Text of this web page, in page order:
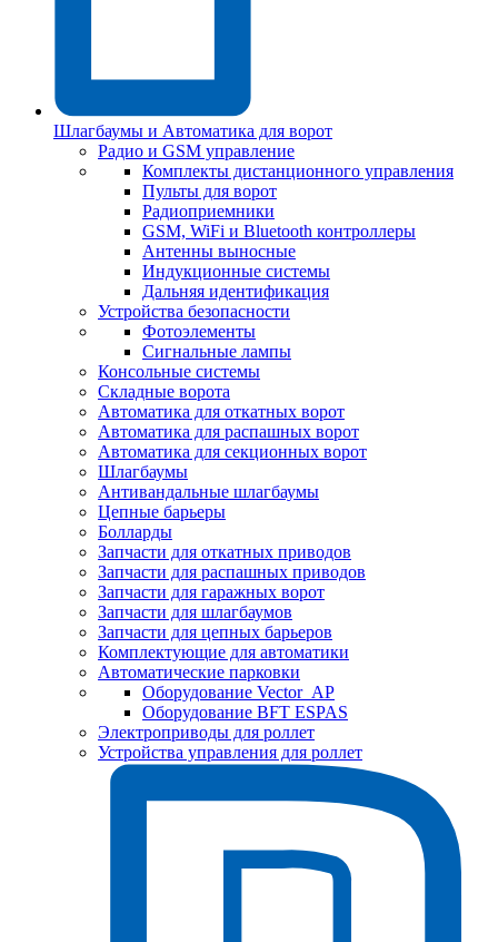
Шлагбаумы и Автоматика для ворот
Радио и GSM управление
Комплекты дистанционного управления
Пульты для ворот
Радиоприемники
GSM, WiFi и Bluetooth контроллеры
Антенны выносные
Индукционные системы
Дальняя идентификация
Устройства безопасности
Фотоэлементы
Сигнальные лампы
Консольные системы
Складные ворота
Автоматика для откатных ворот
Автоматика для распашных ворот
Автоматика для секционных ворот
Шлагбаумы
Антивандальные шлагбаумы
Цепные барьеры
Болларды
Запчасти для откатных приводов
Запчасти для распашных приводов
Запчасти для гаражных ворот
Запчасти для шлагбаумов
Запчасти для цепных барьеров
Комплектующие для автоматики
Автоматические парковки
Оборудование Vector_AP
Оборудование BFT ESPAS
Электроприводы для роллет
Устройства управления для роллет